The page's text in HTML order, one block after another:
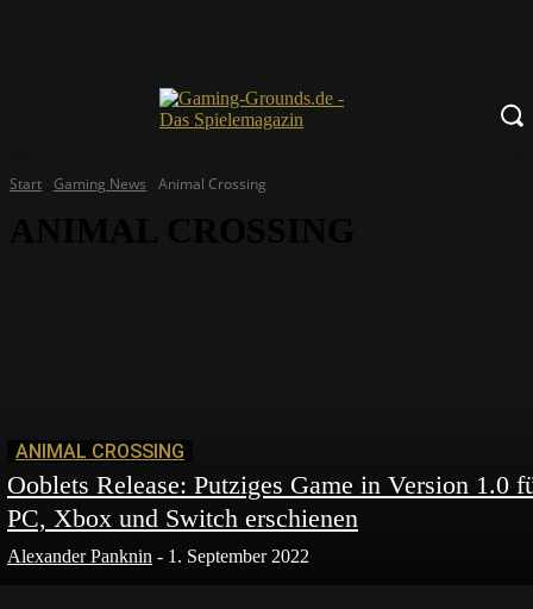
Start Gaming News Animal Crossing
ANIMAL CROSSING
Ooblets Release: Putziges Game in Version 1.0
PC, Xbox und Switch erschienen
Alexander Panknin - 1. September 2022